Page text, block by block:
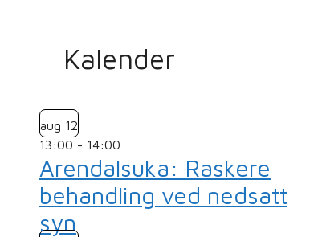
Kalender
aug 12
13:00 - 14:00
Arendalsuka: Raskere
behandling ved nedsatt
syn